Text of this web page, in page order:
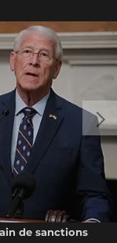
de sanctions